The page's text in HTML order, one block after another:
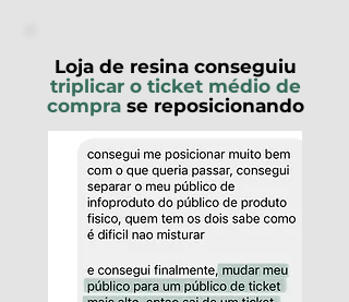
Loja de resina conseguiu
triplicar o ticket médio de
comprase reposicionando